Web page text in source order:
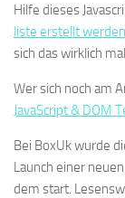
Hilfe dieses
liste erstellt
sich das wirklich
Wer sich noch am
JavaScript & DOM
Bei BoxUk wurde
Launch einer
dem start.